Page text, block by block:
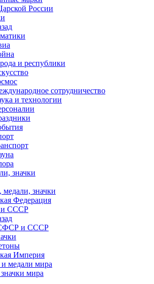
России
и республики
сотрудничество
и технологии
значки
значки
Федерация
СССР
и СССР
Империя
медали мира
мира